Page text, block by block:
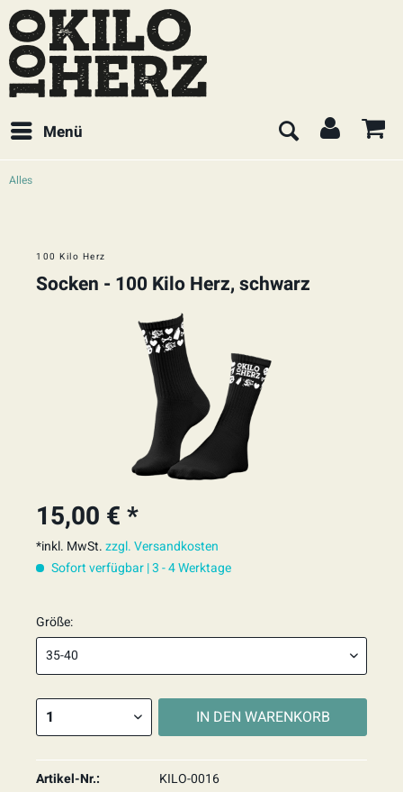
Menü
Alles
100 Kilo Herz
Socken - 100 Kilo Herz, schwarz
15,00 € *
*inkl. MwSt.zzgl. Versandkosten
Sofort verfügbar | 3 - 4 Werktage
Größe:
IN DEN WARENKORB
Artikel-Nr.:
KILO-0016